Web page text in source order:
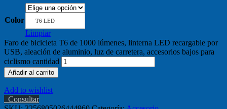
Color T6 LED
Limpiar
Faro de bicicleta T6 de 1000 lúmenes, linterna LED recargable por
USB, aleación de aluminio, luz de carretera, accesorios bajos para
ciclismo cantidad
Añadir al carrito
Add to wishlist
Consultar